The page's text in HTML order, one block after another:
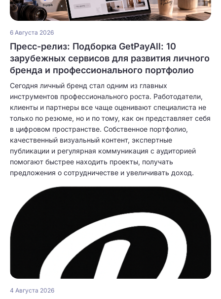
6 Августа 2026
Пресс-релиз: Подборка GetPayAll: 10
зарубежных сервисов для развития личного
бренда и профессионального портфолио
Сегодня личный бренд стал одним из главных
инструментов профессионального роста. Работодатели,
клиенты и партнеры все чаще оценивают специалиста не
только по резюме, но и по тому, как он представляет себя
в цифровом пространстве. Собственное портфолио,
качественный визуальный контент, экспертные
публикации и регулярная коммуникация с аудиторией
помогают быстрее находить проекты, получать
предложения о сотрудничестве и увеличивать доход.
4 Августа 2026